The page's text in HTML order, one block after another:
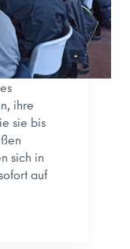
ihre
sie bis
sich in
auf